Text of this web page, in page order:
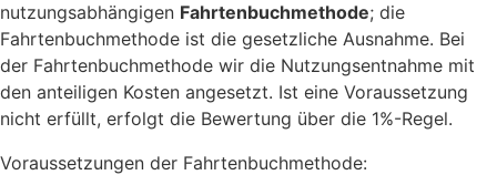
nutzungsabhängigen Fahrtenbuchmethode; die
Fahrtenbuchmethode ist die gesetzliche Ausnahme. Bei
der Fahrtenbuchmethode wir die Nutzungsentnahme mit
den anteiligen Kosten angesetzt. Ist eine Voraussetzung
nicht erfüllt, erfolgt die Bewertung über die 1%-Regel.
Voraussetzungen der Fahrtenbuchmethode: